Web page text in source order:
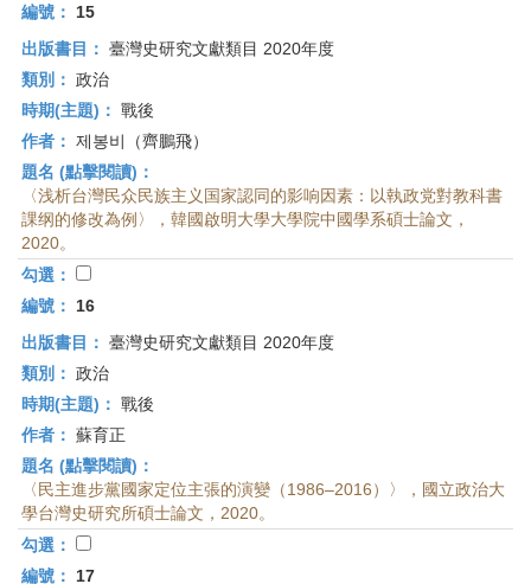
編號：
15
出版書目： 臺灣史研究文獻類目 2020年度
類別： 政治
時期(主題)： 戰後
作者： 제봉비（齊鵬飛）
題名 (點擊閱讀)：
〈浅析台灣民众民族主义国家認同的影响因素：以執政党對教科書
課纲的修改為例〉，韓國啟明大學大學院中國學系碩士論文，
2020。
勾選：
編號：
16
出版書目： 臺灣史研究文獻類目 2020年度
類別： 政治
時期(主題)： 戰後
作者： 蘇育正
題名 (點擊閱讀)：
〈民主進步黨國家定位主張的演變（1986–2016）〉，國立政治大
學台灣史研究所碩士論文，2020。
勾選：
編號：
17